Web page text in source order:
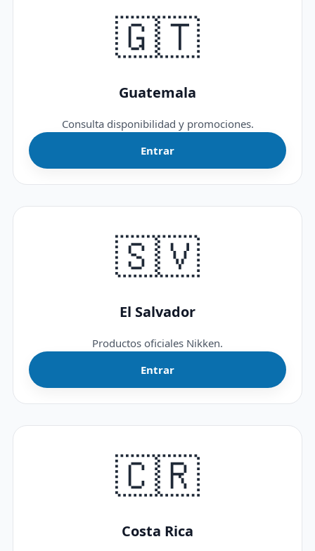
🇬🇹
Guatemala
Consulta disponibilidad y promociones.
Entrar
🇸🇻
El Salvador
Productos oficiales Nikken.
Entrar
🇨🇷
Costa Rica